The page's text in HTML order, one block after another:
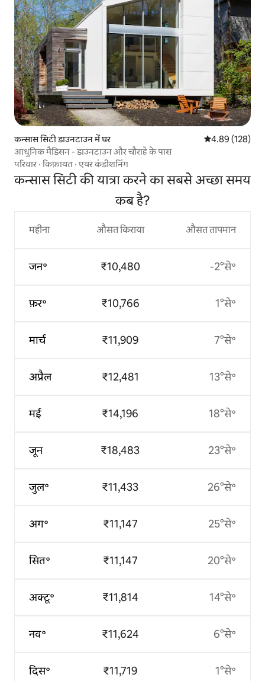
कन्सास सिटी डाउनटाउन में घर औसत रेटिंग 5 में से
4.89 (128)
आधुनिक मैडिसन - डाउनटाउन और चौराहे के पास
परिवार ·किफ़ायत ·एयर कंडीशनिंग
कन्सास सिटी की यात्रा करने का सबसे अच्छा समय
कब है?
महीना
जन॰
फ़र॰
मार्च
अप्रैल
मई
जून
जुल॰
अग॰
सित॰
अक्टू॰
नव॰
दिस॰
औसत किराया
₹10,480
₹10,766
₹11,909
₹12,481
₹14,196
₹18,483
₹11,433
₹11,147
₹11,147
₹11,814
₹11,624
₹11,719
औसत तापमान
-2°से॰
1°से॰
7°से॰
13°से॰
18°से॰
23°से॰
26°से॰
25°से॰
20°से॰
14°से॰
6°से॰
1°से॰